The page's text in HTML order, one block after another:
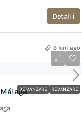
Detalii
6 luni ago
DE VANZARE REVANZARE